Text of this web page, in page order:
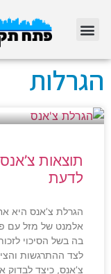
הגרלות
תוצאות
לדעת
הגרלת צ’אנס היא
אלמנט של מזל עם
בה בשל הסיכוי
לצד ההתרגשות
צ’אנס, כיצד לבדוק